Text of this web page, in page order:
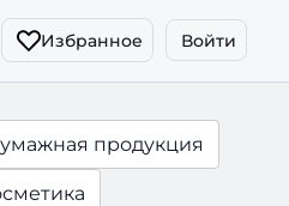
Избранное Войти
продукция